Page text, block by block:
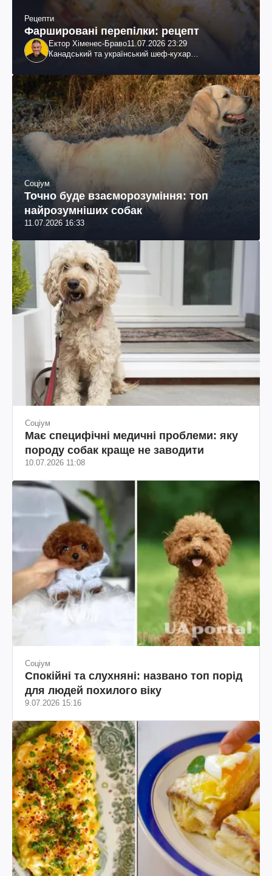
Рецепти
Фаршировані перепілки: рецепт
Ектор Хіменес-Браво11.07.2026 23:29
Канадський та український шеф-кухар
Соціум
Точно буде взаєморозуміння: топ
найрозумніших собак
11.07.2026 16:33
Соціум
Має специфічні медичні проблеми: яку
породу собак краще не заводити
10.07.2026 11:08
Соціум
Спокійні та слухняні: названо топ порід
для людей похилого віку
9.07.2026 15:16